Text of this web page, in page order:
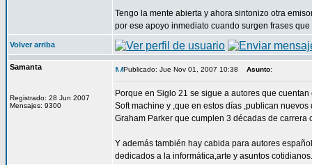
Tengo la mente abierta y ahora sintonizo otra
por ese apoyo inmediato cuando surgen frases
Volver arriba
Samanta
Registrado: 28 Jun 2007
Mensajes: 9300
Publicado: Jue Nov 01, 2007 10:38 Asunto:
Porque en Siglo 21 se sigue a autores que
Soft machine y ,que en estos días ,publican
Graham Parker que cumplen 3 décadas de carrera
Y además también hay cabida para autores
dedicados a la informática,arte y asuntos cotidianos.